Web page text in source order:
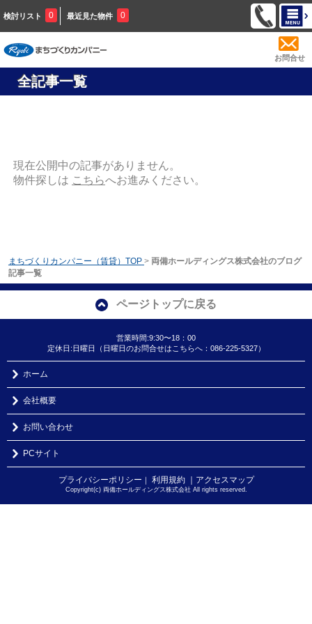
検討リスト 0 最近見た物件 0
お問合せ
全記事一覧
現在公開中の記事がありません。
物件探しは こちらへお進みください。
まちづくりカンパニー（賃貸）TOP > 両備ホールディングス株式会社のブログ
記事一覧
ページトップに戻る
営業時間:9:30〜18：00
定休日:日曜日（日曜日のお問合せはこちらへ：086-225-5327）
ホーム
会社概要
お問い合わせ
PCサイト
プライバシーポリシー ｜ 利用規約 ｜アクセスマップ
Copyright(c) 両備ホールディングス株式会社 All rights reserved.